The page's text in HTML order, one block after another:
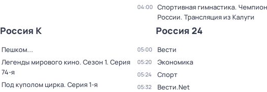
04:00
Спортивная гимнастика.
России. Трансляция из Калуги
Россия К
Пешком...
Легенды мирового кино. Сезон 1. Серия
74-я
Под куполом цирка. Серия 1-я
Россия 24
05:00 Вести
05:20 Экономика
05:24 Спорт
05:32 Вести.Net